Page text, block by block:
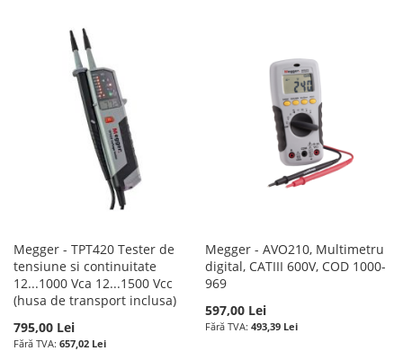
Megger - TPT420 Tester de
tensiune si continuitate
12...1000 Vca 12...1500 Vcc
(husa de transport inclusa)
795,00 Lei
657,02 Lei
Megger - AVO210, Multimetru
digital, CATIII 600V, COD 1000-
969
597,00 Lei
493,39 Lei